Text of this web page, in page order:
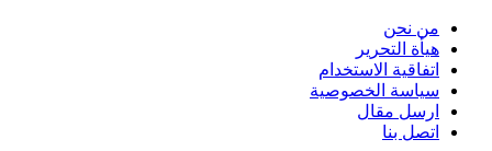
من نحن
هيأة التحرير
اتفاقية الاستخدام
سياسة الخصوصية
ارسل مقال
اتصل بنا